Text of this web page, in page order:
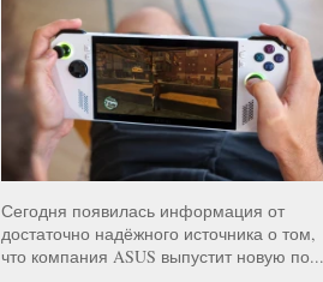
Сегодня появилась информация от
достаточно надёжного источника о том,
что компания ASUS выпустит новую по...